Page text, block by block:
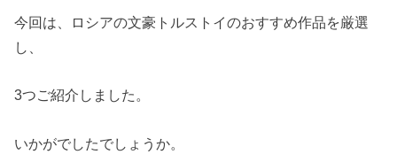
今回は、ロシアの文豪トルストイのおすすめ作品を厳選
し、
3つご紹介しました。
いかがでしたでしょうか。